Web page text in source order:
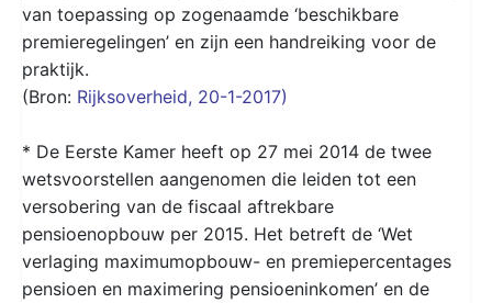
van toepassing op zogenaamde ‘beschikbare
premieregelingen’ en zijn een handreiking voor de
praktijk.
(Bron: Rijksoverheid, 20-1-2017)
* De Eerste Kamer heeft op 27 mei 2014 de twee
wetsvoorstellen aangenomen die leiden tot een
versobering van de fiscaal aftrekbare
pensioenopbouw per 2015. Het betreft de ‘Wet
verlaging maximumopbouw- en premiepercentages
pensioen en maximering pensioeninkomen’ en de